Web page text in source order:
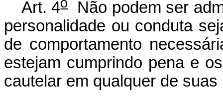
Art. 4 Não podem ser
personalidade ou conduta
de comportamento
estejam cumprindo pena e
cautelar em qualquer de